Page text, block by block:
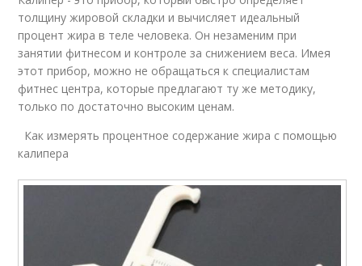
толщину жировой складки и вычисляет идеальный
процент жира в теле человека. Он незаменим при
занятии фитнесом и контроле за снижением веса. Имея
этот прибор, можно не обращаться к специалистам
фитнес центра, которые предлагают ту же методику,
только по достаточно высоким ценам.
Как измерять процентное содержание жира с помощью
калипера